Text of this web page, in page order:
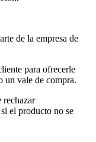
de la empresa de
para ofrecerle
un vale de compra.
rechazar
el producto no se